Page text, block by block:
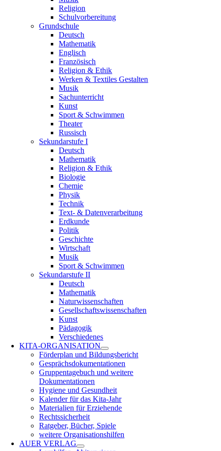
Religion
Schulvorbereitung
Grundschule
Deutsch
Mathematik
Englisch
Französisch
Religion & Ethik
Werken & Textiles Gestalten
Musik
Sachunterricht
Kunst
Sport & Schwimmen
Theater
Russisch
Sekundarstufe I
Deutsch
Mathematik
Religion & Ethik
Biologie
Chemie
Physik
Technik
Text- & Datenverarbeitung
Erdkunde
Politik
Geschichte
Wirtschaft
Musik
Sport & Schwimmen
Sekundarstufe II
Deutsch
Mathematik
Naturwissenschaften
Gesellschaftswissenschaften
Kunst
Pädagogik
Verschiedenes
KITA-ORGANISATION
Förderplan und Bildungsbericht
Gesprächsdokumentationen
Gruppentagebuch und weitere
Dokumentationen
Hygiene und Gesundheit
Kalender für das Kita-Jahr
Materialien für Erziehende
Rechtssicherheit
Ratgeber, Bücher, Spiele
weitere Organisationshilfen
AUER VERLAG